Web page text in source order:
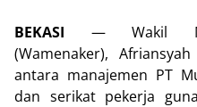
BEKASI — Wakil
(Wamenaker),
antara manajemen PT
dan serikat pekerja